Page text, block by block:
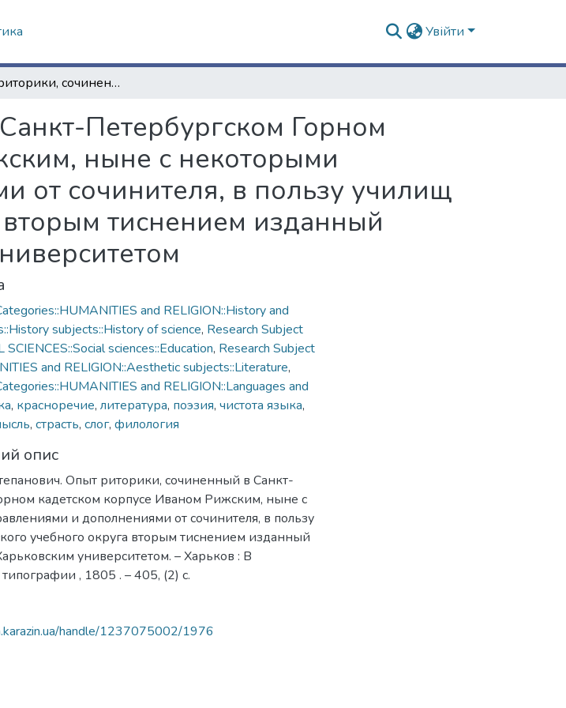
Увійти
Опыт риторики, сочиненный в Санкт-Петербургском Горном кадетском корпусе Иваном Рижским, ныне с некоторыми исправлениями и дополнениями от сочинителя, в пользу училищ Харьковского учебного округа вторым тиснением изданный Императорским Харьковским университетом
Петербургском Горном
ныне с некоторыми
от сочинителя, в пользу училищ
тиснением изданный
and RELIGION::History and
subjects::History of science, Research Subject
sciences::Education, Research Subject
and RELIGION::Aesthetic subjects::Literature,
and RELIGION::Languages and
, красноречие, литература, поэзия, чистота языка,
, страсть, слог, филология
опис
Опыт риторики, сочиненный в Санкт-
кадетском корпусе Иваном Рижским, ныне с
и дополнениями от сочинителя, в пользу
учебного округа вторым тиснением изданный
университетом. – Харьков : В
, 1805 . – 405, (2) с.
handle/1237075002/1976